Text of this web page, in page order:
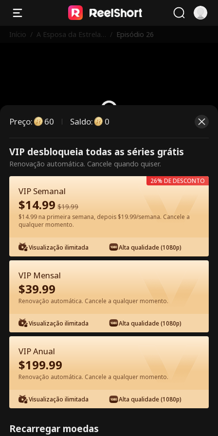
Início / A Esposa da Estrela
/ Episódio 26
Este episódio é pago. Desbloqueie
para assistir.
60
Episódio 26 - A Esposa da Estrela
Trabalha Aqui Filme completo
1-50 51-80 Todos os episódios
26 27 29 30
Preço: 60 Saldo: 0
VIP desbloqueia todas as séries grátis
Renovação automática. Cancele quando quiser.
VIP Semanal
$14.99 $19.99
$14.99 na primeira semana, depois $19.99/semana. Cancele a
qualquer momento.
Visualização ilimitada Alta qualidade (1080p)
26% DE DESCONTO
VIP Mensal
$39.99
Renovação automática. Cancele a qualquer momento.
Visualização ilimitada Alta qualidade (1080p)
VIP Anual
$199.99
Renovação automática. Cancele a qualquer momento.
Visualização ilimitada Alta qualidade (1080p)
Recarregar moedas